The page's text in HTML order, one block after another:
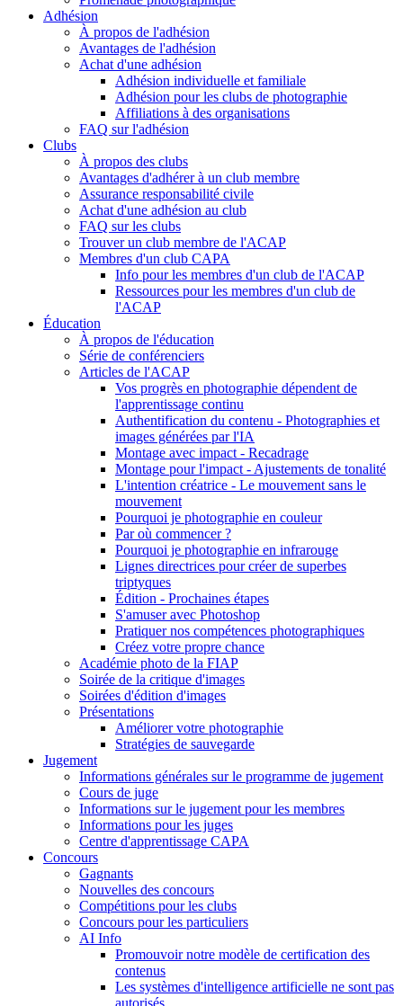
Adhésion
À propos de l'adhésion
Avantages de l'adhésion
Achat d'une adhésion
Adhésion individuelle et familiale
Adhésion pour les clubs de photographie
Affiliations à des organisations
FAQ sur l'adhésion
Clubs
À propos des clubs
Avantages d'adhérer à un club membre
Assurance responsabilité civile
Achat d'une adhésion au club
FAQ sur les clubs
Trouver un club membre de l'ACAP
Membres d'un club CAPA
Info pour les membres d'un club de l'ACAP
Ressources pour les membres d'un club de
l'ACAP
Éducation
À propos de l'éducation
Série de conférenciers
Articles de l'ACAP
Vos progrès en photographie dépendent de
l'apprentissage continu
Authentification du contenu - Photographies et
images générées par l'IA
Montage avec impact - Recadrage
Montage pour l'impact - Ajustements de tonalité
L'intention créatrice - Le mouvement sans le
mouvement
Pourquoi je photographie en couleur
Par où commencer ?
Pourquoi je photographie en infrarouge
Lignes directrices pour créer de superbes
triptyques
Édition - Prochaines étapes
S'amuser avec Photoshop
Pratiquer nos compétences photographiques
Créez votre propre chance
Académie photo de la FIAP
Soirée de la critique d'images
Soirées d'édition d'images
Présentations
Améliorer votre photographie
Stratégies de sauvegarde
Jugement
Informations générales sur le programme de jugement
Cours de juge
Informations sur le jugement pour les membres
Informations pour les juges
Centre d'apprentissage CAPA
Concours
Gagnants
Nouvelles des concours
Compétitions pour les clubs
Concours pour les particuliers
AI Info
Promouvoir notre modèle de certification des
contenus
Les systèmes d'intelligence artificielle ne sont pas
autorisés